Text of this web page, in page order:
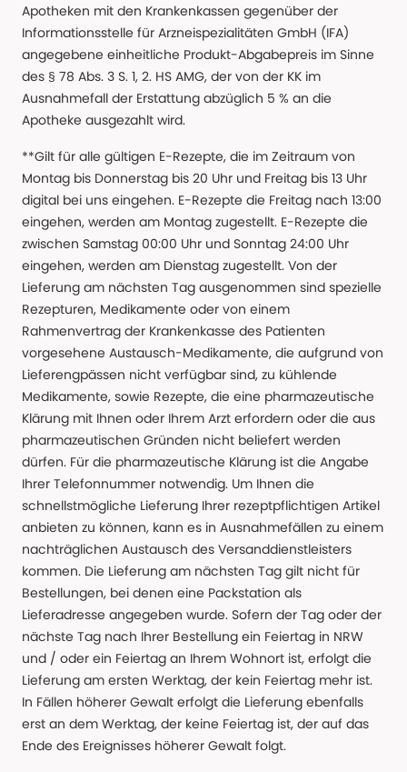
Apotheken mit den Krankenkassen gegenüber der
Informationsstelle für Arzneispezialitäten GmbH (IFA)
angegebene einheitliche Produkt-Abgabepreis im Sinne
des § 78 Abs. 3 S. 1, 2. HS AMG, der von der KK im
Ausnahmefall der Erstattung abzüglich 5 % an die
Apotheke ausgezahlt wird.
**Gilt für alle gültigen E-Rezepte, die im Zeitraum von
Montag bis Donnerstag bis 20 Uhr und Freitag bis 13 Uhr
digital bei uns eingehen. E-Rezepte die Freitag nach 13:00
eingehen, werden am Montag zugestellt. E-Rezepte die
zwischen Samstag 00:00 Uhr und Sonntag 24:00 Uhr
eingehen, werden am Dienstag zugestellt. Von der
Lieferung am nächsten Tag ausgenommen sind spezielle
Rezepturen, Medikamente oder von einem
Rahmenvertrag der Krankenkasse des Patienten
vorgesehene Austausch-Medikamente, die aufgrund von
Lieferengpässen nicht verfügbar sind, zu kühlende
Medikamente, sowie Rezepte, die eine pharmazeutische
Klärung mit Ihnen oder Ihrem Arzt erfordern oder die aus
pharmazeutischen Gründen nicht beliefert werden
dürfen. Für die pharmazeutische Klärung ist die Angabe
Ihrer Telefonnummer notwendig. Um Ihnen die
schnellstmögliche Lieferung Ihrer rezeptpflichtigen Artikel
anbieten zu können, kann es in Ausnahmefällen zu einem
nachträglichen Austausch des Versanddienstleisters
kommen. Die Lieferung am nächsten Tag gilt nicht für
Bestellungen, bei denen eine Packstation als
Lieferadresse angegeben wurde. Sofern der Tag oder der
nächste Tag nach Ihrer Bestellung ein Feiertag in NRW
und / oder ein Feiertag an Ihrem Wohnort ist, erfolgt die
Lieferung am ersten Werktag, der kein Feiertag mehr ist.
In Fällen höherer Gewalt erfolgt die Lieferung ebenfalls
erst an dem Werktag, der keine Feiertag ist, der auf das
Ende des Ereignisses höherer Gewalt folgt.